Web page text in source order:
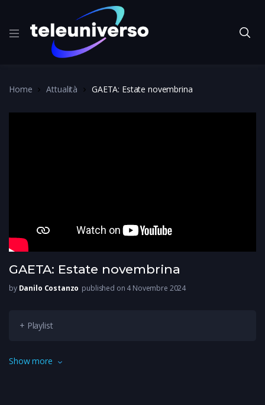
Home Attualità GAETA: Estate novembrina
GAETA: Estate novembrina
by Danilo Costanzo published on 4 Novembre 2024
+ Playlist
Primo novembre no, Ferragosto. Sembra una giornata
Show more